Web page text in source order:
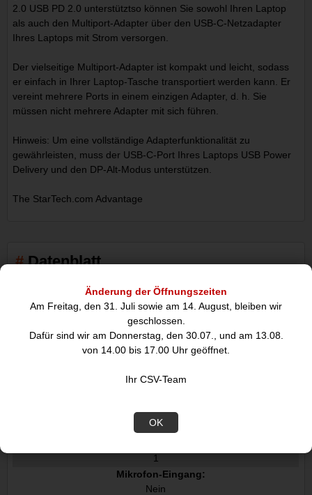
Änderung der Öffnungszeiten
Am Freitag, den 31. Juli sowie am 14. August, bleiben wir
geschlossen.
Dafür sind wir am Donnerstag, den 30.07., und am 13.08.
von 14.00 bis 17.00 Uhr geöffnet.
Ihr CSV-Team
OK
2.0 USB PD 2.0 unterstütztso können Sie sowohl Ihren Laptop
als auch den Multiport-Adapter über den USB-C-Netzadapter
Ihres Laptops mit Strom versorgen.
Der vielseitige Multiport-Adapter ist kompakt und leicht, sodass
er einfach in Ihrer Laptop-Tasche transportiert werden kann. Er
vereint mehrere Ports in einem einzigen Adapter, d. h. Sie
müssen nicht mehrere Adapter mit sich führen.
Hinweis: Um eine vollständige Adapterfunktionalität zu
gewährleisten, muss der USB-C-Port Ihres Laptops USB Power
Delivery und den DP-Alt-Modus unterstützen.
The StarTech.com Advantage
Datenblatt
Anschlüsse und Schnittstellen
Übertragungstechnik:
Kabelgebunden
Hostschnittstelle:
Anzahl USB 2.0 Anschlüsse:
USB 3.2 Gen 1 3.1 Gen 1 Anzahl der Anschlüsse vom Typ A:
2
1
Mikrofon-Eingang:
Nein